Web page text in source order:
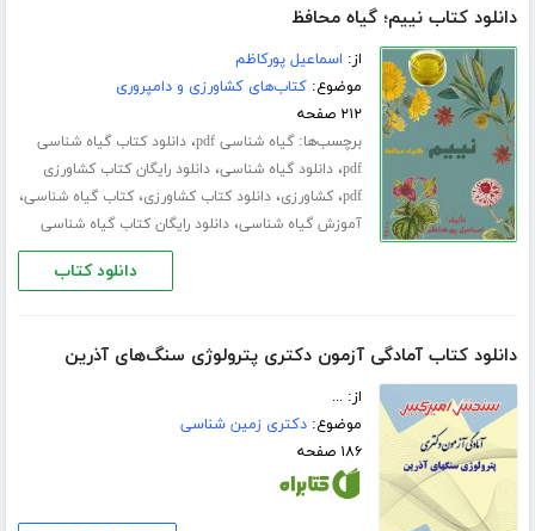
دانلود کتاب نییم؛ گیاه محافظ
از: اسماعیل پورکاظم
موضوع:کتاب‌های کشاورزی و دامپروری
۲۱۲ صفحه
برچسب‌ها:گیاه شناسی pdf ،دانلود کتاب گیاه شناسی
pdf،دانلود گیاه شناسی،دانلود رایگان کتاب کشاورزی
pdf،کشاورزی،دانلود کتاب کشاورزی،کتاب گیاه شناسی،
آموزش گیاه شناسی،دانلود رایگان کتاب گیاه شناسی
دانلود کتاب
دانلود کتاب آمادگی آزمون دکتری پترولوژی سنگ‌های آذرین
از: ...
موضوع:دکتری زمین شناسی
۱۸۶ صفحه